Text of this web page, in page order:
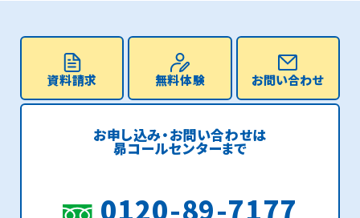
資料請求 無料体験 お問い合わせ
お申し込み・お問い合わせは
昴コールセンターまで
0120-89-7177